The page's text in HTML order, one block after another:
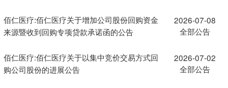
佰仁医疗:佰仁医疗关于增加公司股份回购资金
来源暨收到回购专项贷款承诺函的公告
2026-07-08
全部公告
佰仁医疗:佰仁医疗关于以集中竞价交易方式回
购公司股份的进展公告
2026-07-02
全部公告